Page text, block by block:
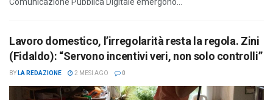
Comunicazione Pubblica Digitale emergono...
Lavoro domestico, l’irregolarità resta la regola. Zini
(Fidaldo): “Servono incentivi veri, non solo controlli”
BY LA REDAZIONE 2 MESI AGO 0